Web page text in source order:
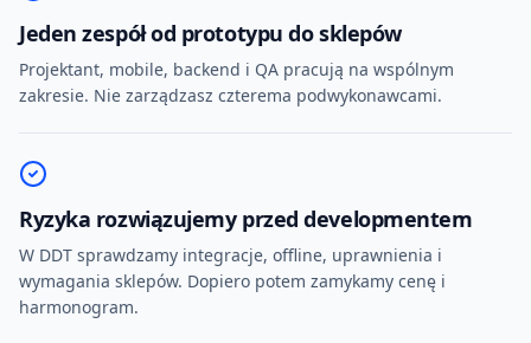
Jeden zespół od prototypu do sklepów
Projektant, mobile, backend i QA pracują na wspólnym
zakresie. Nie zarządzasz czterema podwykonawcami.
Ryzyka rozwiązujemy przed developmentem
W DDT sprawdzamy integracje, offline, uprawnienia i
wymagania sklepów. Dopiero potem zamykamy cenę i
harmonogram.